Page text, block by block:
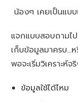
น้องๆ เคยเป็นแบ
แจกแบบสอบถามไ
เก็บข้อมูลมาครบ…
พอจะเริ่มวิเคราะห์
ข้อมูลใช้ได้ไหม